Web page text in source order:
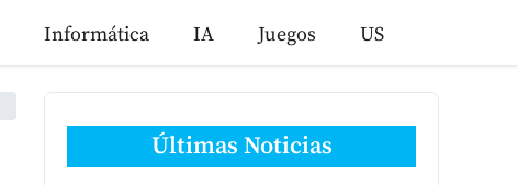
Informática IA Juegos US
Últimas Noticias